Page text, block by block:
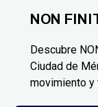
NON
Descubre
Ciudad de
movimiento y